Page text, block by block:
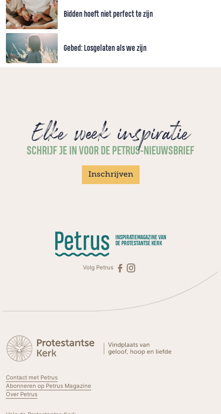
Bidden hoeft niet perfect te zijn
Gebed: Losgelaten als we zijn
Elke week inspiratie
SCHRIJF JE IN VOOR DE PETRUS-NIEUWSBRIEF
Inschrijven
INSPIRATIEMAGAZINE VAN
DE PROTESTANTSE KERK
Volg Petrus
Contact met Petrus
Abonneren op Petrus Magazine
Over Petrus